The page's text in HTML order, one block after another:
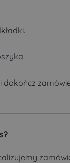
dokończ